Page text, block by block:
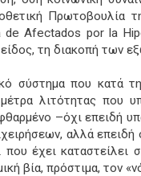
Πρωτοβουλία
de Afectados por la
τη διακοπή των
σύστημα που κατά
λιτότητας που
–όχι επειδή
αλλά επειδή
έχει καταστείλει
βία, πρόστιμα, τον